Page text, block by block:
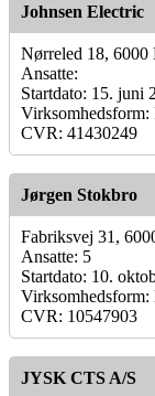
Johnsen Electric
Nørreled 18,
Ansatte:
Startdato: 15. juni
Virksomhedsform:
CVR: 41430249
Jørgen Stokbro
Fabriksvej 31,
Ansatte: 5
Startdato: 10.
Virksomhedsform:
CVR: 10547903
JYSK CTS A/S